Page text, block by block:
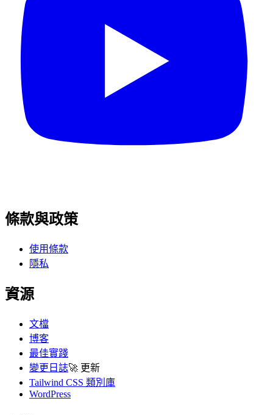
條款與政策
使用條款
隱私
資源
文檔
博客
最佳實踐
變更日誌🚀 更新
Tailwind CSS 類別庫
WordPress